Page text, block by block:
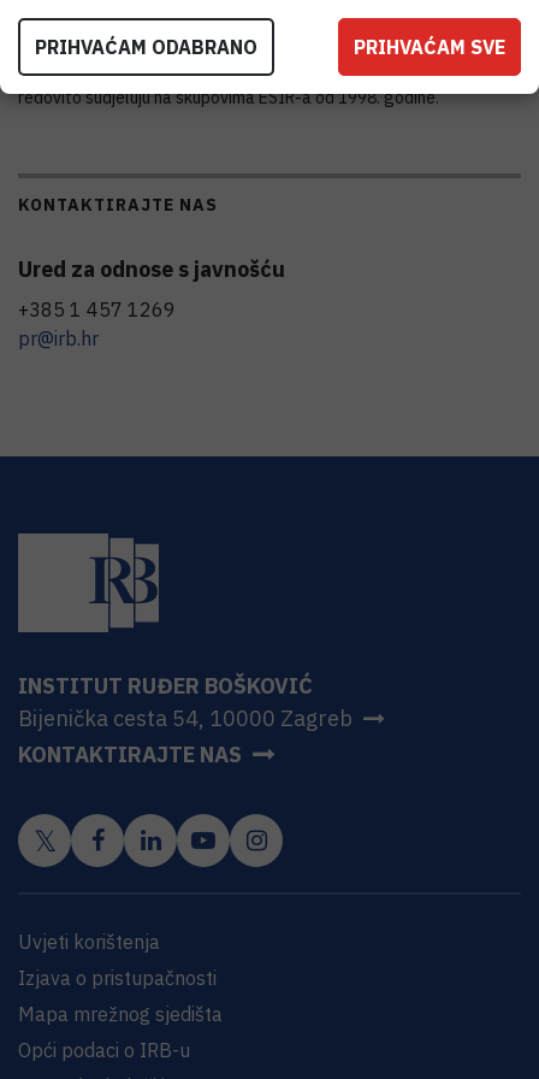
raznim drugim područjima, te razvoj metoda i tehnika mjerenja.
Suradnici Laboratorija za mjerenje niskih radioaktivnosti
redovito sudjeluju na skupovima ESIR-a od 1998. godine.
KONTAKTIRAJTE NAS
Ured za odnose s javnošću
+385 1 457 1269
pr@irb.hr
INSTITUT RUĐER BOŠKOVIĆ
Bijenička cesta 54, 10000 Zagreb
KONTAKTIRAJTE NAS
Uvjeti korištenja
Izjava o pristupačnosti
Mapa mrežnog sjedišta
Opći podaci o IRB-u
PRIHVAĆAM ODABRANO PRIHVAĆAM SVE